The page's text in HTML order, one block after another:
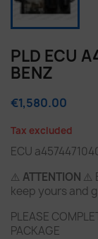
PLD ECU
BENZ
€1,580.00
Tax excluded
ECU
⚠️ ATTENTION ⚠️
keep yours and
PLEASE
PACKAGE